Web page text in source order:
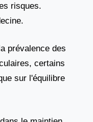
risques.
prévalence des
certains
sur l'équilibre